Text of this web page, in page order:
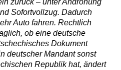
zurück – unter Androhung
Sofortvollzug. Dadurch
Auto fahren. Rechtlich
ob eine deutsche
Dokument
deutscher Mandant sonst
Republik hat, ändert